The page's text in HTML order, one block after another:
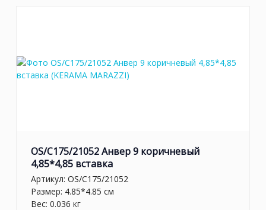
OS/C175/21052 Анвер 9 коричневый
4,85*4,85 вставка
Артикул: OS/C175/21052
Размер: 4.85*4.85 см
Вес: 0.036 кг